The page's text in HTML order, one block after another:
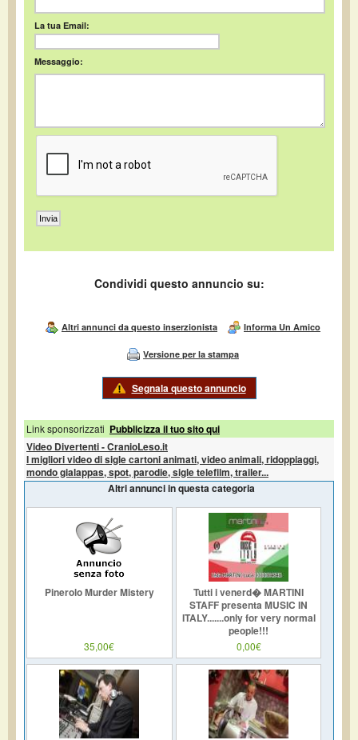
La tua Email:
Messaggio:
Condividi questo annuncio su:
Altri annunci da questo inserzionista Informa Un Amico
Versione per la stampa
Segnala questo annuncio
Link sponsorizzati Pubblicizza il tuo sito qui
Video Divertenti - CranioLeso.it
I migliori video di sigle cartoni animati, video animali, ridoppiaggi,
mondo gialappas, spot, parodie, sigle telefilm, trailer...
Altri annunci in questa categoria
Pinerolo Murder Mistery
35,00€
Tutti i venerd� MARTINI
STAFF presenta MUSIC IN
ITALY.......only for very normal
people!!!
0,00€